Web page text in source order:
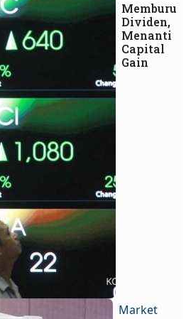
Memburu
Dividen,
Menanti
Capital
Gain
Market